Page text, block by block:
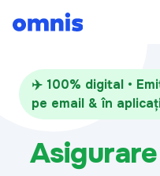
✈️ 100% digital •
pe email & în